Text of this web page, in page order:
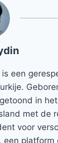
een
in
met de
voor
een